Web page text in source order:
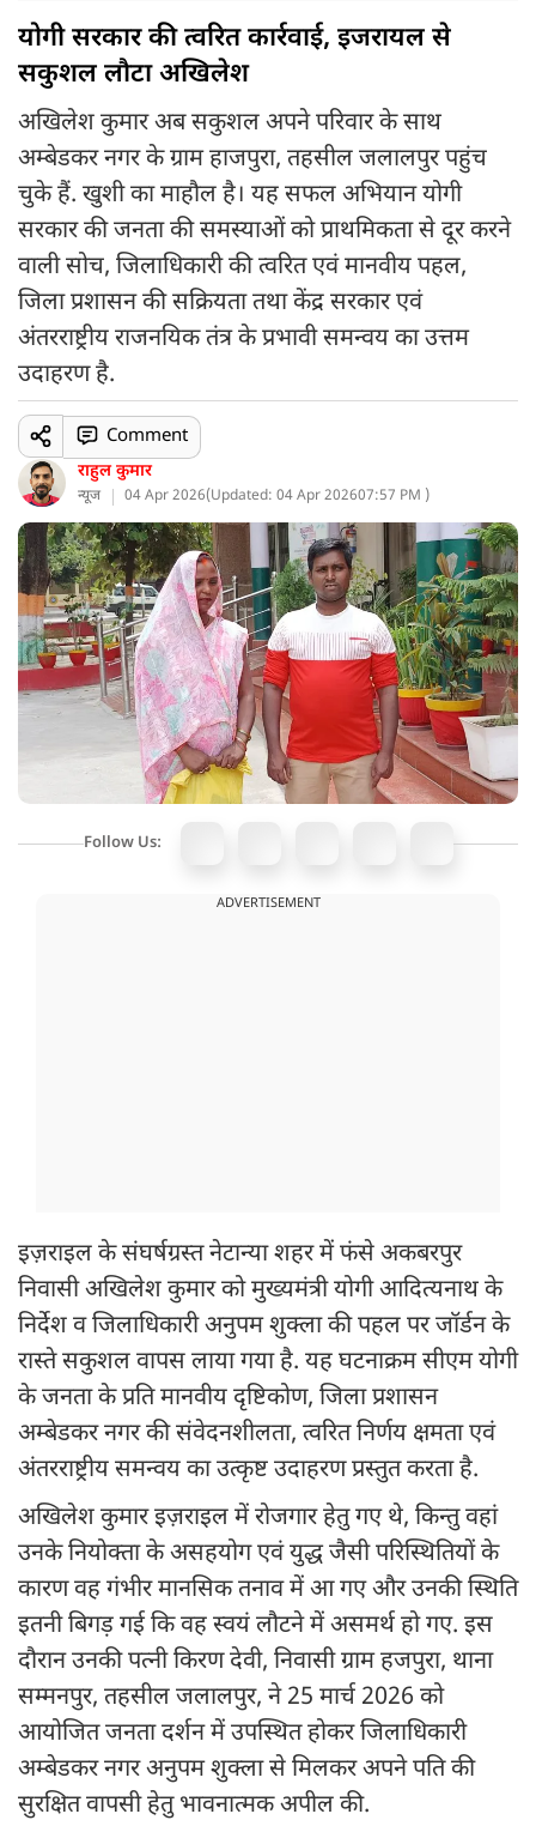
योगी सरकार की त्वरित कार्रवाई, इजरायल से
सकुशल लौटा अखिलेश
अखिलेश कुमार अब सकुशल अपने परिवार के साथ
अम्बेडकर नगर के ग्राम हाजपुरा, तहसील जलालपुर पहुंच
चुके हैं. खुशी का माहौल है। यह सफल अभियान योगी
सरकार की जनता की समस्याओं को प्राथमिकता से दूर करने
वाली सोच, जिलाधिकारी की त्वरित एवं मानवीय पहल,
जिला प्रशासन की सक्रियता तथा केंद्र सरकार एवं
अंतरराष्ट्रीय राजनयिक तंत्र के प्रभावी समन्वय का उत्तम
उदाहरण है.
राहुल कुमार
न्यूज 04 Apr 2026(Updated: 04 Apr 202607:57 PM )
Comment
Follow Us:
ADVERTISEMENT
इज़राइल के संघर्षग्रस्त नेटान्या शहर में फंसे अकबरपुर
निवासी अखिलेश कुमार को मुख्यमंत्री योगी आदित्यनाथ के
निर्देश व जिलाधिकारी अनुपम शुक्ला की पहल पर जॉर्डन के
रास्ते सकुशल वापस लाया गया है. यह घटनाक्रम सीएम योगी
के जनता के प्रति मानवीय दृष्टिकोण, जिला प्रशासन
अम्बेडकर नगर की संवेदनशीलता, त्वरित निर्णय क्षमता एवं
अंतरराष्ट्रीय समन्वय का उत्कृष्ट उदाहरण प्रस्तुत करता है.
अखिलेश कुमार इज़राइल में रोजगार हेतु गए थे, किन्तु वहां
उनके नियोक्ता के असहयोग एवं युद्ध जैसी परिस्थितियों के
कारण वह गंभीर मानसिक तनाव में आ गए और उनकी स्थिति
इतनी बिगड़ गई कि वह स्वयं लौटने में असमर्थ हो गए. इस
दौरान उनकी पत्नी किरण देवी, निवासी ग्राम हजपुरा, थाना
सम्मनपुर, तहसील जलालपुर, ने 25 मार्च 2026 को
आयोजित जनता दर्शन में उपस्थित होकर जिलाधिकारी
अम्बेडकर नगर अनुपम शुक्ला से मिलकर अपने पति की
सुरक्षित वापसी हेतु भावनात्मक अपील की.